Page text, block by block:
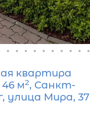
квартира
м2, Санкт-
улица Мира, 37